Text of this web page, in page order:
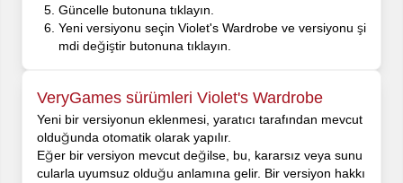
Güncelle butonuna tıklayın.
Yeni versiyonu seçin Violet's Wardrobe ve versiyonu şi
mdi değiştir butonuna tıklayın.
VeryGames sürümleri Violet's Wardrobe
Yeni bir versiyonun eklenmesi, yaratıcı tarafından mevcut
olduğunda otomatik olarak yapılır.
Eğer bir versiyon mevcut değilse, bu, kararsız veya sunu
cularla uyumsuz olduğu anlamına gelir. Bir versiyon hakkı